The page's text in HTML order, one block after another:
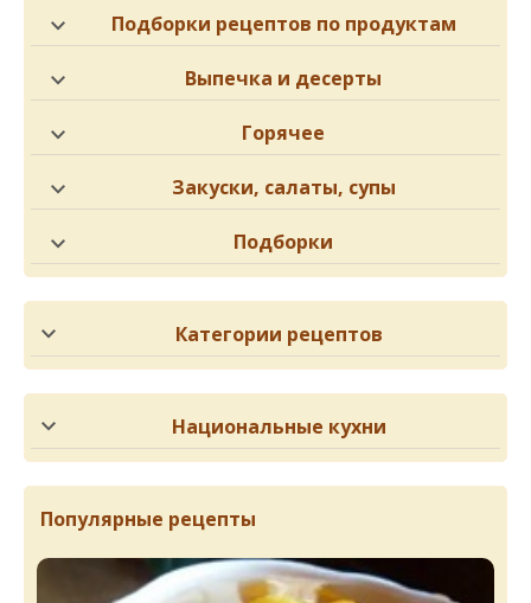
Подборки рецептов по продуктам
Выпечка и десерты
Горячее
Закуски, салаты, супы
Подборки
Категории рецептов
Национальные кухни
Популярные рецепты